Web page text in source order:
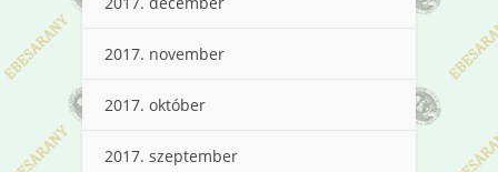
2017. november
2017. október
2017. szeptember